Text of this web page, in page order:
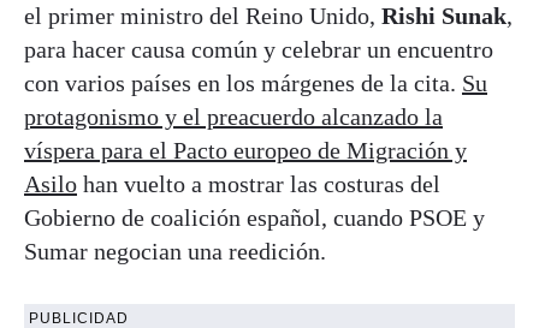
el primer ministro del Reino Unido, Rishi Sunak,
para hacer causa común y celebrar un encuentro
con varios países en los márgenes de la cita. Su
protagonismo y el preacuerdo alcanzado la
víspera para el Pacto europeo de Migración y
Asilo han vuelto a mostrar las costuras del
Gobierno de coalición español, cuando PSOE y
Sumar negocian una reedición.
PUBLICIDAD